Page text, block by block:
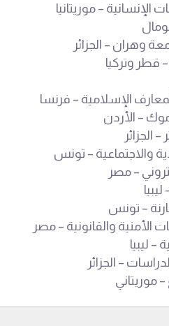
الإنسانية – موريتانيا
وهران – الجزائر
قطر وتركيا
الإسلامية – فرنسا
– الأردن
الجزائر
والاجتماعية – تونس
– مصر
– تونس
الأمنية والقانونية – مصر
ليبيا
– الجزائر
– موريتاني